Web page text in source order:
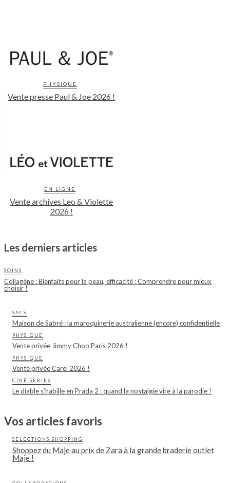
PHYSIQUE
Vente presse Paul & Joe 2026 !
EN LIGNE
Vente archives Leo & Violette
2026 !
Les derniers articles
SOINS
Collagène : Bienfaits pour la peau, efficacité : Comprendre pour mieux
choisir !
SACS
Maison de Sabré : la maroquinerie australienne (encore) confidentielle
PHYSIQUE
Vente privée Jimmy Choo Paris 2026 !
PHYSIQUE
Vente privée Carel 2026 !
CINÉ SÉRIES
Le diable s’habille en Prada 2 : quand la nostalgie vire à la parodie !
Vos articles favoris
SÉLECTIONS SHOPPING
Shoppez du Maje au prix de Zara à la grande braderie outlet
Maje !